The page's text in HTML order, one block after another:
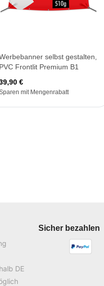
selbst gestalten,
PVC Frontlit Premium B1
€
mit Mengenrabatt
DE
Sicher bezahlen